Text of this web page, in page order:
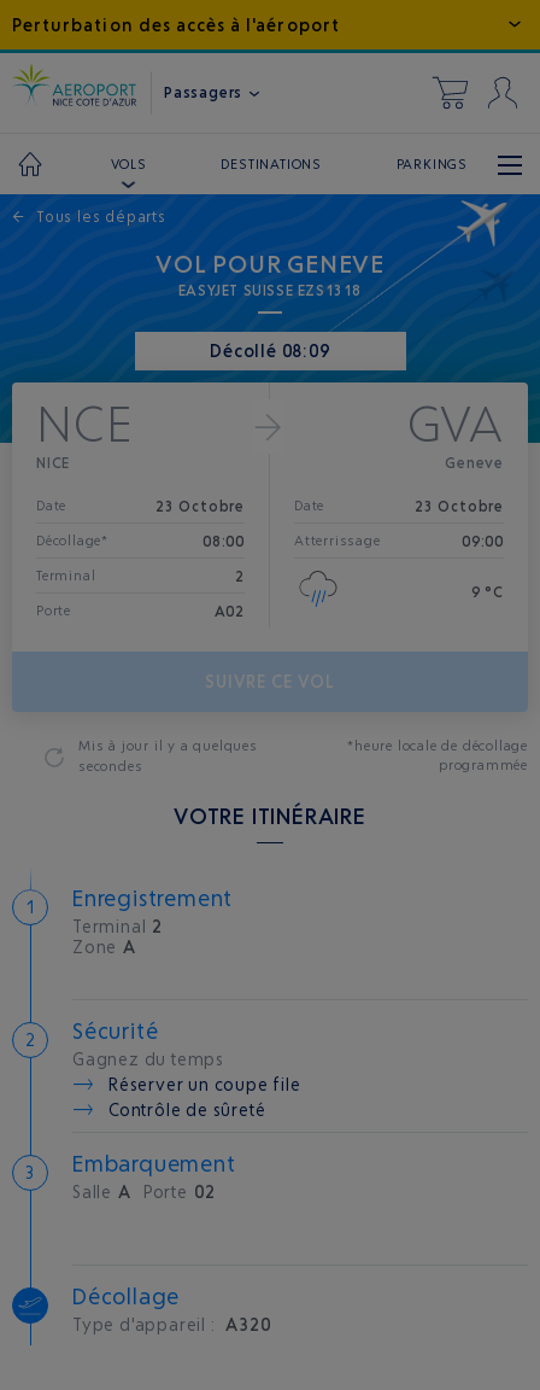
Perturbation des accès à l'aéroport
Passagers
VOLS DESTINATIONS PARKINGS
← Tous les départs
VOL POUR GENEVE
EASYJET SUISSE EZS1318
Décollé 08:09
NCE
NICE
Date 23 Octobre
Décollage* 08:00
Terminal 2
Porte A02
GVA
Geneve
Date 23 Octobre
Atterrissage 09:00
9 °C
SUIVRE CE VOL
Mis à jour il y a quelques
secondes
*heure locale de décollage
programmée
VOTRE ITINÉRAIRE
Enregistrement
Terminal 2
Zone A
Sécurité
Gagnez du temps
Réserver un coupe file
Contrôle de sûreté
Embarquement
Salle A Porte 02
Décollage
Type d'appareil : A320